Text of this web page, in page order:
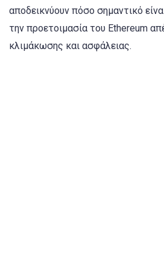
αποδεικνύουν πόσο σημαντικό
την προετοιμασία του Ethereum
κλιμάκωσης και ασφάλειας.